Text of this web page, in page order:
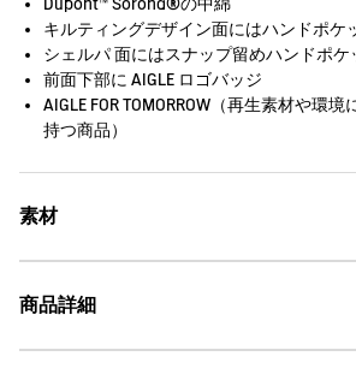
キルティングデザイン面にはハンドポケ
シェルパ 面にはスナップ留めハンドポケ
前面下部に AIGLE ロゴバッジ
AIGLE FOR TOMORROW（再生素材や環
持つ商品）
素材
商品詳細